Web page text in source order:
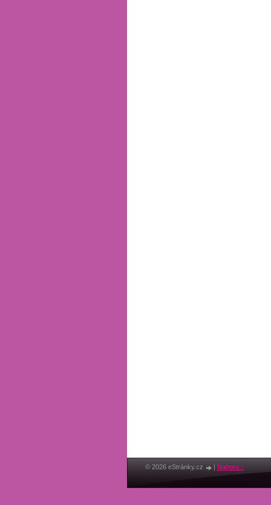
© 2026 eStránky.cz | Nahoru ↑